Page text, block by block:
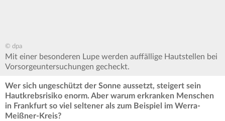
© dpa
Mit einer besonderen Lupe werden auffällige Hautstellen bei
Vorsorgeuntersuchungen gecheckt.
Wer sich ungeschützt der Sonne aussetzt, steigert sein
Hautkrebsrisiko enorm. Aber warum erkranken Menschen
in Frankfurt so viel seltener als zum Beispiel im Werra-
Meißner-Kreis?